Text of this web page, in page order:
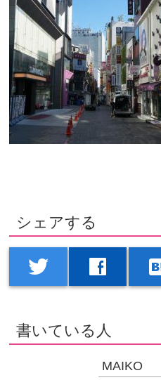
シェアする
twitter facebook
書いている人
MAIKO